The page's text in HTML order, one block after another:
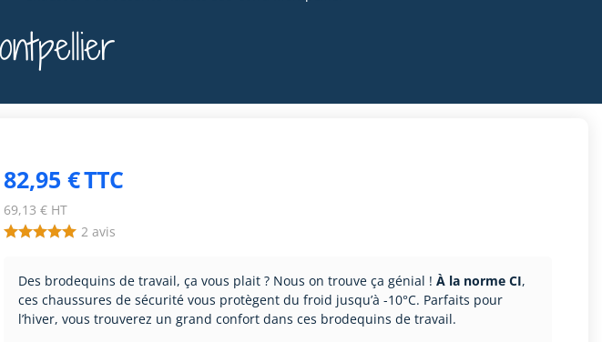
82,95 €TTC
69,13 € HT
2 avis
Des brodequins de travail, ça vous plait ? Nous on trouve ça génial ! À la norme CI,
ces chaussures de sécurité vous protègent du froid jusqu’à -10°C. Parfaits pour
l’hiver, vous trouverez un grand confort dans ces brodequins de travail.